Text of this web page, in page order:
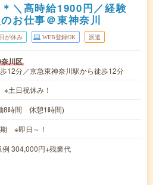
＼高時給1900円／経験
お仕事＠東神奈川
が休み WEB登録OK 派遣
川区
12分／京急東神奈川駅から徒歩12分
土日祝休み！
8時間 休憩1時間)
期 ※即日～！
304,000円+残業代